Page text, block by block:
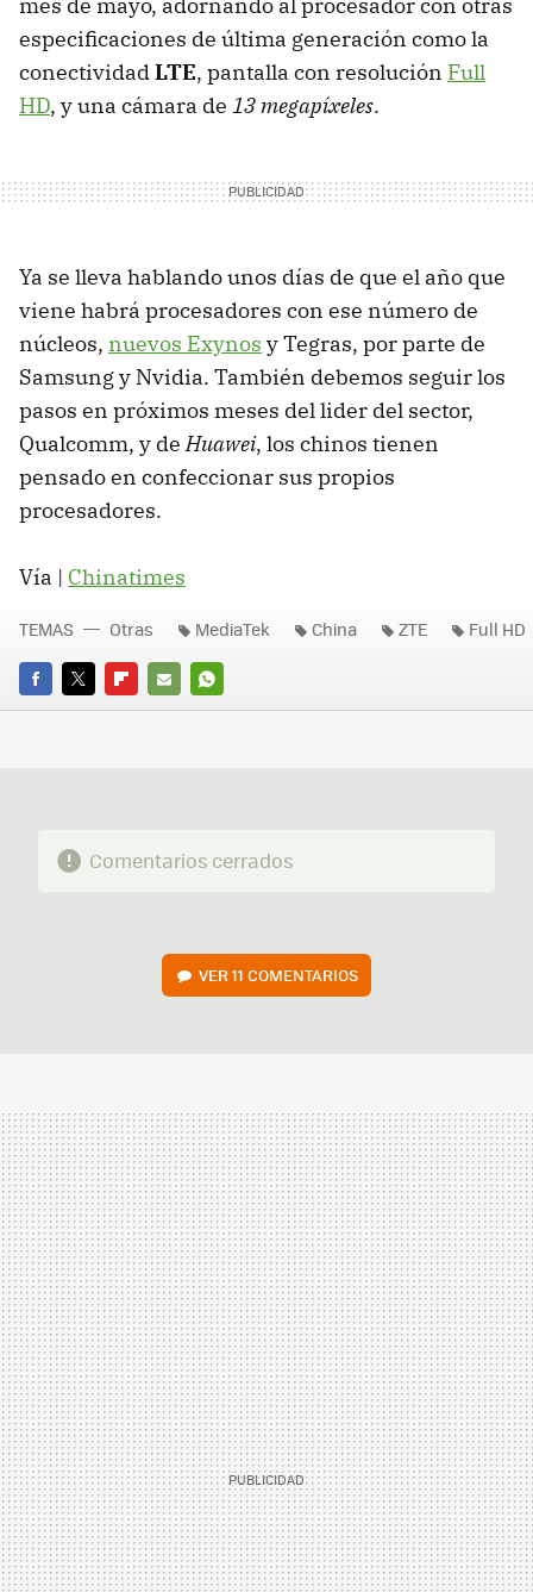
especificaciones de última generación como la
conectividadLTE, pantalla con resolución Full
HD, y una cámara de 13 megapíxeles.
Ya se lleva hablando unos días de que el año que
viene habrá procesadores con ese número de
núcleos, nuevos Exynos y Tegras, por parte de
Samsung y Nvidia. También debemos seguir los
pasos en próximos meses del lider del sector,
Qualcomm, y deHuawei, los chinos tienen
pensado en confeccionar sus propios
procesadores.
Vía | Chinatimes
FACEBOOK
TWITTERFLIPBOARD
E-
WHATSAPP
TEMAS Otras MediaTek China ZTE Full HD
Comentarios cerrados
VER11 COMENTARIOS